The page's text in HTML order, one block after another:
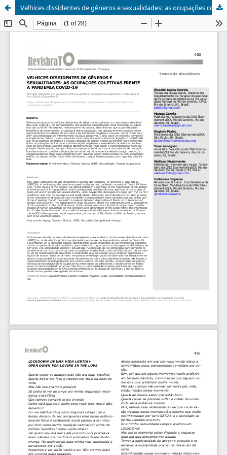
Velhices dissidentes de gêneros e sexualidades: as ocupações coletivas frente a pandemia Covid-19/Old age dissenting in genders and sexualities: collective occupations in the face of the Covid-19 pandemic